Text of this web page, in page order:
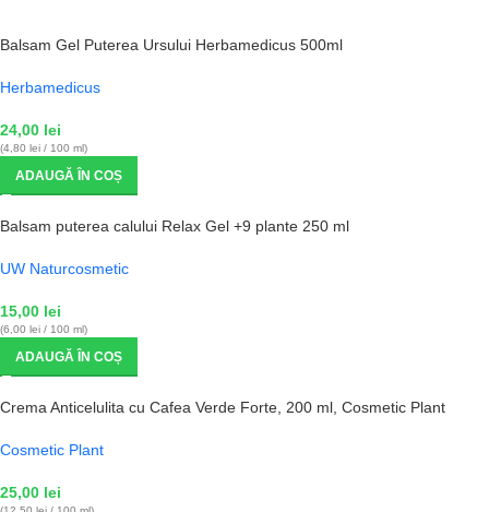
Balsam Gel Puterea Ursului Herbamedicus 500ml
Herbamedicus
24,00 lei
(4,80 lei / 100 ml)
ADAUGĂ ÎN COȘ
Balsam puterea calului Relax Gel +9 plante 250 ml
UW Naturcosmetic
15,00 lei
(6,00 lei / 100 ml)
ADAUGĂ ÎN COȘ
Crema Anticelulita cu Cafea Verde Forte, 200 ml, Cosmetic Plant
Cosmetic Plant
25,00 lei